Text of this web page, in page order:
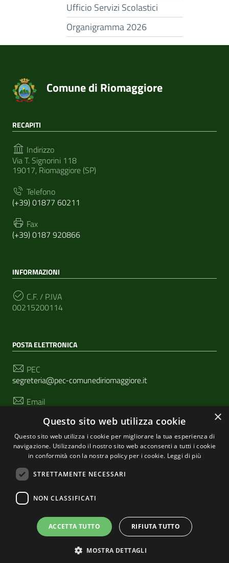
Ufficio Servizi Scolastici
Organigramma 2026
Comune di Riomaggiore
RECAPITI
Indirizzo
Via T. Signorini 118
19017, Riomaggiore (SP)
Telefono
(+39) 01877 60211
Fax
(+39) 0187 920866
INFORMAZIONI
C.F. / P.IVA
00215200114
POSTA ELETTRONICA
PEC
segreteria@pec-comunediriomaggiore.it
Email
SEGUICI SU
Sezione Link Utili
Privacy | Cookie policy | Realizzato con
Tema grafico ItaliaWP2 | Basato sul Prototipo per siti
PA di AgID
×
Questo sito web utilizza cookie
Questo sito web utilizza i cookie per migliorare la tua esperienza di
navigazione. Utilizzando il nostro sito web acconsenti a tutti i cookie
in conformità con la nostra policy per i cookie. Leggi di più
STRETTAMENTE NECESSARI
NON CLASSIFICATI
ACCETTA TUTTO RIFIUTA TUTTO
MOSTRA DETTAGLI